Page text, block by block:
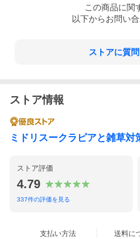
この商品に関
以下からお問い
ストアに質
ストア情報
ミドリスークラピアと雑草対
ストア評価
4.79
337件の評価を見る
支払い方法 送料に